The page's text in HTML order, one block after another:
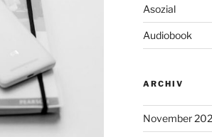
Asozial
Audiobook
ARCHIV
November